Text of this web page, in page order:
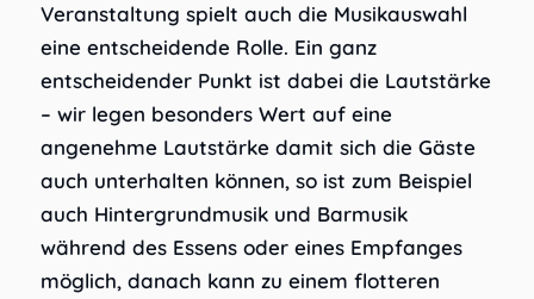
Veranstaltung spielt auch die Musikauswahl
eine entscheidende Rolle. Ein ganz
entscheidender Punkt ist dabei die Lautstärke
– wir legen besonders Wert auf eine
angenehme Lautstärke damit sich die Gäste
auch unterhalten können, so ist zum Beispiel
auch Hintergrundmusik und Barmusik
während des Essens oder eines Empfanges
möglich, danach kann zu einem flotteren